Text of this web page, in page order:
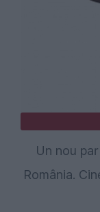
Un nou
România.